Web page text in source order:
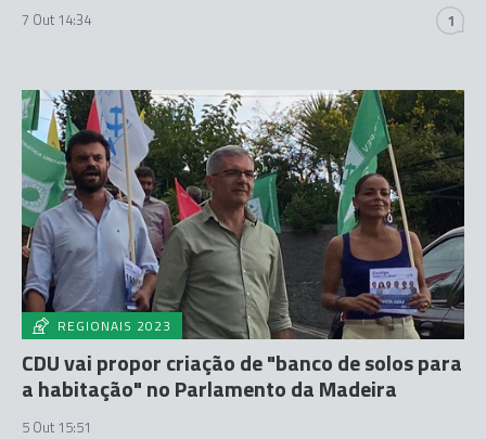
7 Out 14:34 1
REGIONAIS 2023
CDU vai propor criação de "banco de solos para
a habitação" no Parlamento da Madeira
5 Out 15:51